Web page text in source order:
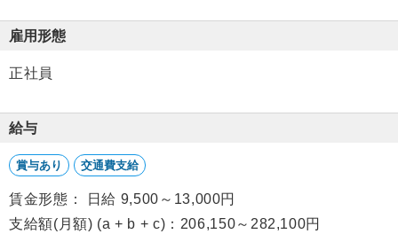
雇用形態
正社員
給与
賞与あり 交通費支給
賃金形態： 日給 9,500～13,000円
支給額(月額) (a + b + c)：206,150～282,100円